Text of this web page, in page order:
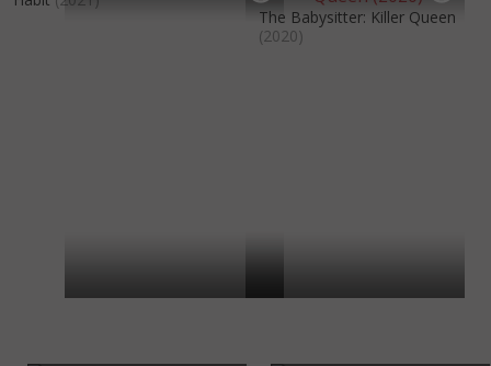
The Babysitter: Killer Queen
(2020)